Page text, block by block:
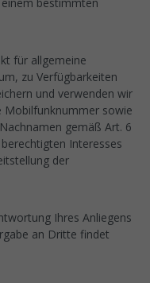
für allgemeine
zu Verfügbarkeiten
und verwenden wir
Mobilfunknummer sowie
gemäß Art. 6
Interesses
der
Ihres Anliegens
an Dritte findet